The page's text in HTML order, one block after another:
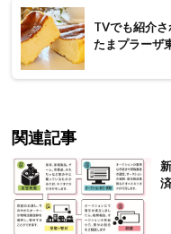
TVでも紹介さ
たまプラーザ
関連記事